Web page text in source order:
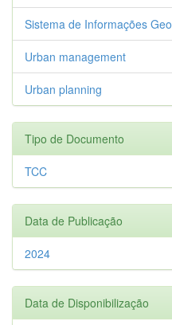
Sistema de Informações
Urban management
Urban planning
Tipo de Documento
TCC
Data de Publicação
2024
Data de Disponibilização